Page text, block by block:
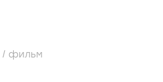
/ фильм